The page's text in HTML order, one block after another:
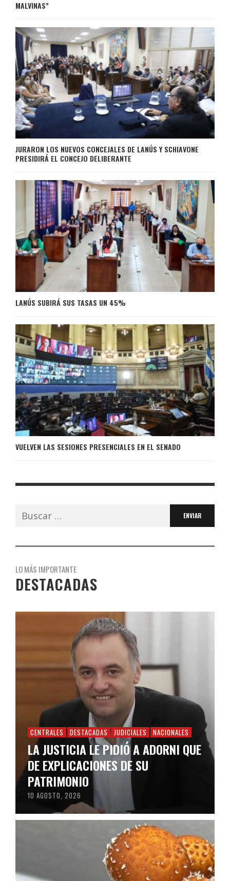
MALVINAS”
JURARON LOS NUEVOS CONCEJALES DE LANÚS Y SCHIAVONE
PRESIDIRÁ EL CONCEJO DELIBERANTE
LANÚS SUBIRÁ SUS TASAS UN 45%
VUELVEN LAS SESIONES PRESENCIALES EN EL SENADO
Buscar:
LO MÁS IMPORTANTE
DESTACADAS
CENTRALES DESTACADAS JUDICIALES NACIONALES
LA JUSTICIA LE PIDIÓ A ADORNI QUE
DE EXPLICACIONES DE SU
PATRIMONIO
10 AGOSTO, 2026